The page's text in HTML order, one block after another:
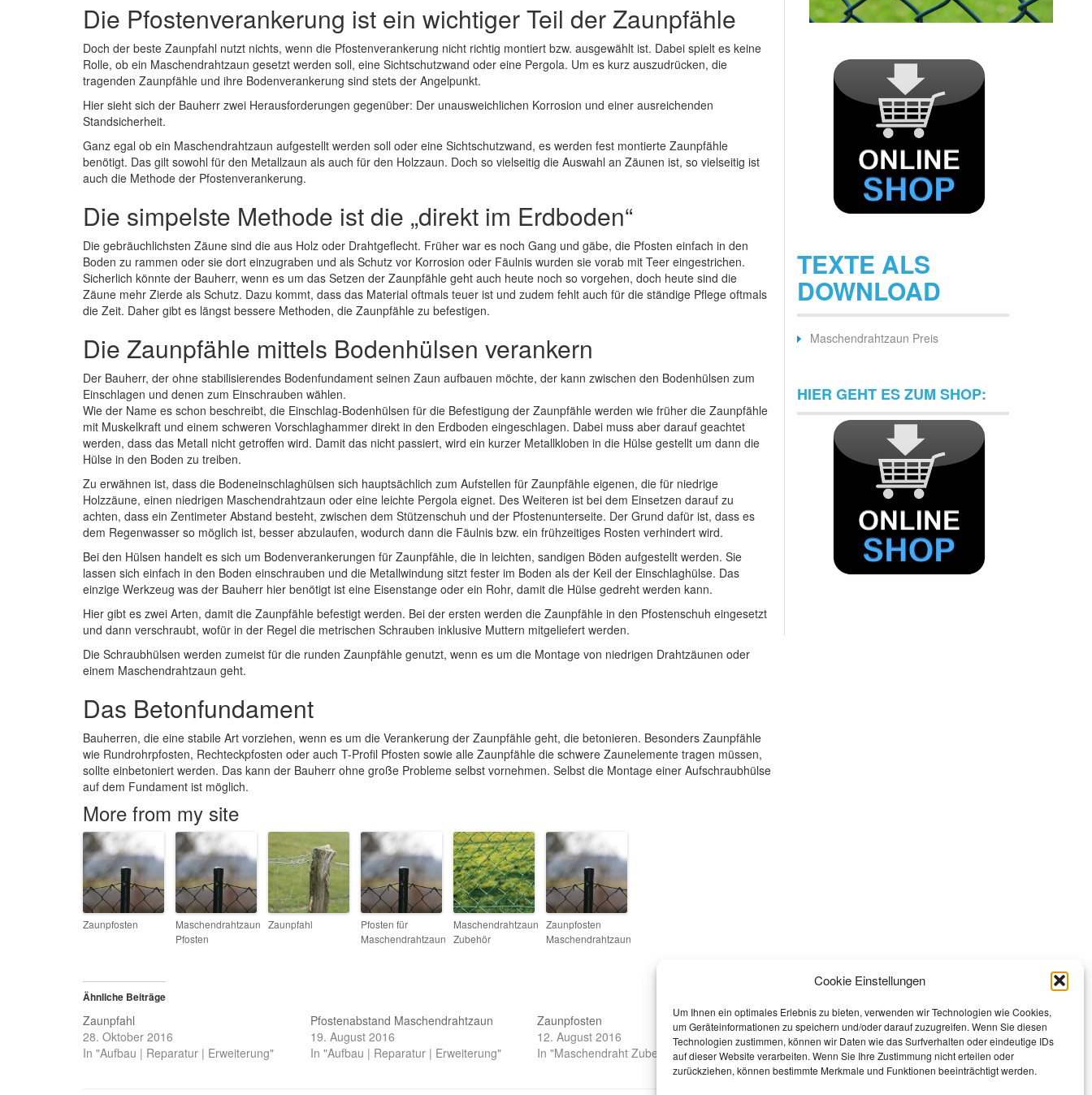
Cookie Einstellungen
Um Ihnen ein optimales Erlebnis zu bieten, verwenden wir Technologien wie Cookies,
um Geräteinformationen zu speichern und/oder darauf zuzugreifen. Wenn Sie diesen
Technologien zustimmen, können wir Daten wie das Surfverhalten oder eindeutige IDs
auf dieser Website verarbeiten. Wenn Sie Ihre Zustimmung nicht erteilen oder
zurückziehen, können bestimmte Merkmale und Funktionen beeinträchtigt werden.
Die Pfostenverankerung ist ein wichtiger Teil der Zaunpfähle
Doch der beste Zaunpfahl nutzt nichts, wenn die Pfostenverankerung nicht richtig montiert bzw. ausgewählt ist. Dabei spielt es keine
Rolle, ob ein Maschendrahtzaun gesetzt werden soll, eine Sichtschutzwand oder eine Pergola. Um es kurz auszudrücken, die
tragenden Zaunpfähle und ihre Bodenverankerung sind stets der Angelpunkt.
Hier sieht sich der Bauherr zwei Herausforderungen gegenüber: Der unausweichlichen Korrosion und einer ausreichenden
Standsicherheit.
Ganz egal ob ein Maschendrahtzaun aufgestellt werden soll oder eine Sichtschutzwand, es werden fest montierte Zaunpfähle
benötigt. Das gilt sowohl für den Metallzaun als auch für den Holzzaun. Doch so vielseitig die Auswahl an Zäunen ist, so vielseitig ist
auch die Methode der Pfostenverankerung.
Die simpelste Methode ist die „direkt im Erdboden“
Die gebräuchlichsten Zäune sind die aus Holz oder Drahtgeflecht. Früher war es noch Gang und gäbe, die Pfosten einfach in den
Boden zu rammen oder sie dort einzugraben und als Schutz vor Korrosion oder Fäulnis wurden sie vorab mit Teer eingestrichen.
Sicherlich könnte der Bauherr, wenn es um das Setzen der Zaunpfähle geht auch heute noch so vorgehen, doch heute sind die
Zäune mehr Zierde als Schutz. Dazu kommt, dass das Material oftmals teuer ist und zudem fehlt auch für die ständige Pflege oftmals
die Zeit. Daher gibt es längst bessere Methoden, die Zaunpfähle zu befestigen.
Die Zaunpfähle mittels Bodenhülsen verankern
Der Bauherr, der ohne stabilisierendes Bodenfundament seinen Zaun aufbauen möchte, der kann zwischen den Bodenhülsen zum
Einschlagen und denen zum Einschrauben wählen.
Wie der Name es schon beschreibt, die Einschlag-Bodenhülsen für die Befestigung der Zaunpfähle werden wie früher die Zaunpfähle
mit Muskelkraft und einem schweren Vorschlaghammer direkt in den Erdboden eingeschlagen. Dabei muss aber darauf geachtet
werden, dass das Metall nicht getroffen wird. Damit das nicht passiert, wird ein kurzer Metallkloben in die Hülse gestellt um dann die
Hülse in den Boden zu treiben.
Zu erwähnen ist, dass die Bodeneinschlaghülsen sich hauptsächlich zum Aufstellen für Zaunpfähle eigenen, die für niedrige
Holzzäune, einen niedrigen Maschendrahtzaun oder eine leichte Pergola eignet. Des Weiteren ist bei dem Einsetzen darauf zu
achten, dass ein Zentimeter Abstand besteht, zwischen dem Stützenschuh und der Pfostenunterseite. Der Grund dafür ist, dass es
dem Regenwasser so möglich ist, besser abzulaufen, wodurch dann die Fäulnis bzw. ein frühzeitiges Rosten verhindert wird.
Bei den Hülsen handelt es sich um Bodenverankerungen für Zaunpfähle, die in leichten, sandigen Böden aufgestellt werden. Sie
lassen sich einfach in den Boden einschrauben und die Metallwindung sitzt fester im Boden als der Keil der Einschlaghülse. Das
einzige Werkzeug was der Bauherr hier benötigt ist eine Eisenstange oder ein Rohr, damit die Hülse gedreht werden kann.
Hier gibt es zwei Arten, damit die Zaunpfähle befestigt werden. Bei der ersten werden die Zaunpfähle in den Pfostenschuh eingesetzt
und dann verschraubt, wofür in der Regel die metrischen Schrauben inklusive Muttern mitgeliefert werden.
Die Schraubhülsen werden zumeist für die runden Zaunpfähle genutzt, wenn es um die Montage von niedrigen Drahtzäunen oder
einem Maschendrahtzaun geht.
Das Betonfundament
Bauherren, die eine stabile Art vorziehen, wenn es um die Verankerung der Zaunpfähle geht, die betonieren. Besonders Zaunpfähle
wie Rundrohrpfosten, Rechteckpfosten oder auch T-Profil Pfosten sowie alle Zaunpfähle die schwere Zaunelemente tragen müssen,
sollte einbetoniert werden. Das kann der Bauherr ohne große Probleme selbst vornehmen. Selbst die Montage einer Aufschraubhülse
auf dem Fundament ist möglich.
More from my site
Zaunpfosten
Maschendrahtzaun
Pfosten
Zaunpfahl
Pfosten für
Maschendrahtzaun
Maschendrahtzaun
Zubehör
Zaunpfosten
Maschendrahtzaun
Ähnliche Beiträge
Zaunpfahl
28. Oktober 2016
In "Aufbau | Reparatur | Erweiterung"
Pfostenabstand Maschendrahtzaun
19. August 2016
In "Aufbau | Reparatur | Erweiterung"
Zaunpfosten
12. August 2016
In "Maschendraht Zubehör"
TEXTE ALS
DOWNLOAD
Maschendrahtzaun Preis
HIER GEHT ES ZUM SHOP: